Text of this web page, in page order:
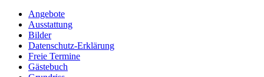
Angebote
Ausstattung
Bilder
Datenschutz-Erklärung
Freie Termine
Gästebuch